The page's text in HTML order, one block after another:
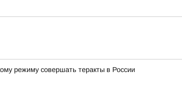
режиму совершать теракты в России